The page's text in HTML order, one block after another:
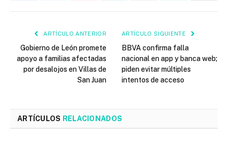
ARTÍCULO ANTERIOR
Gobierno de León promete
apoyo a familias afectadas
por desalojos en Villas de
San Juan
ARTÍCULO SIGUIENTE
BBVA confirma falla
nacional en app y banca web;
piden evitar múltiples
intentos de acceso
ARTÍCULOS RELACIONADOS